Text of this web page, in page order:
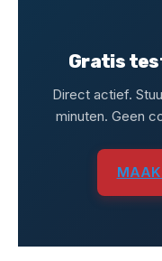
Gratis
Direct actief.
minuten. Geen